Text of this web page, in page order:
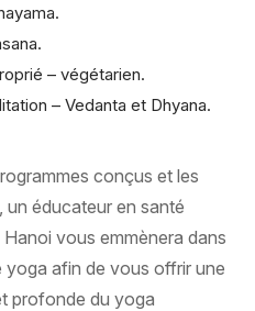
– végétarien.
– Vedanta et Dhyana.
conçus et les
un éducateur en santé
vous emmènera dans
yoga afin de vous offrir une
profonde du yoga